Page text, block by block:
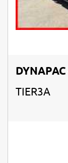
DYNAPAC
TIER3A